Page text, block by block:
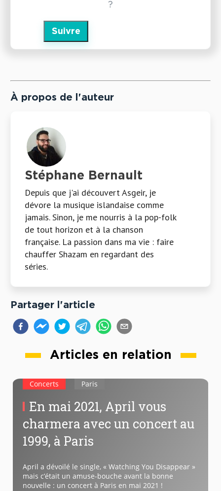
?
Suivre
À propos de l'auteur
Stéphane Bernault
Depuis que j'ai découvert Asgeir, je
dévore la musique islandaise comme
jamais. Sinon, je me nourris à la pop-folk
de tout horizon et à la chanson
française. La passion dans ma vie : faire
chauffer Shazam en regardant des
séries.
Partager l'article
Articles en relation
Concerts Paris
En mai 2021, April vous
charmera avec un concert au
1999, à Paris
April a dévoilé le single, « Watching You Disappear »
mais c’était un amuse-bouche avant la bonne
nouvelle : un concert à Paris en mai 2021 !